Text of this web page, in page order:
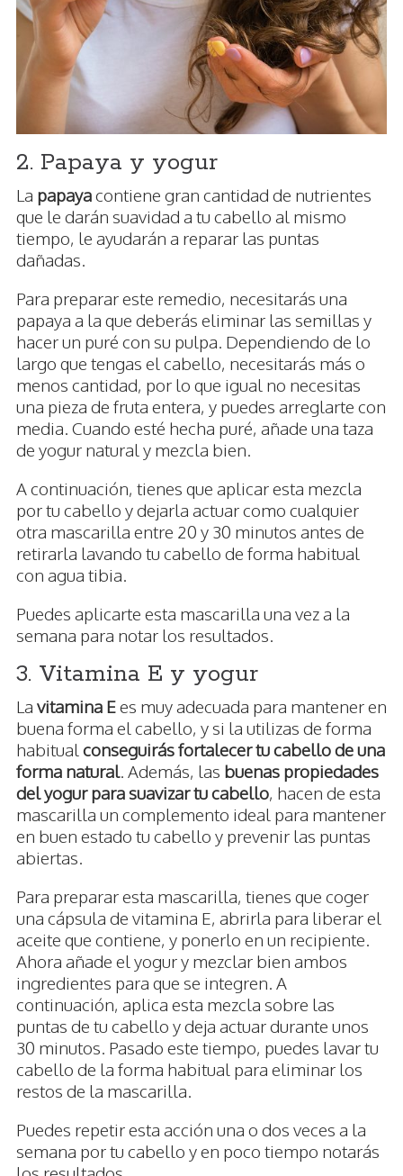
2. Papaya y yogur
La papayacontiene gran cantidad de nutrientes
que le darán suavidad a tu cabello al mismo
tiempo, le ayudarán a reparar las puntas
dañadas.
Para preparar este remedio, necesitarás una
papaya a la que deberás eliminar las semillas y
hacer un puré con su pulpa. Dependiendo de lo
largo que tengas el cabello, necesitarás más o
menos cantidad, por lo que igual no necesitas
una pieza de fruta entera, y puedes arreglarte con
media. Cuando esté hecha puré, añade una taza
de yogur natural y mezcla bien.
A continuación, tienes que aplicar esta mezcla
por tu cabello y dejarla actuar como cualquier
otra mascarilla entre 20 y 30 minutos antes de
retirarla lavando tu cabello de forma habitual
con agua tibia.
Puedes aplicarte esta mascarilla una vez a la
semana para notar los resultados.
3. Vitamina E y yogur
La vitamina Ees muy adecuada para mantener en
buena forma el cabello, y si la utilizas de forma
habitual conseguirás fortalecer tu cabello de una
forma natural. Además, las buenas propiedades
del yogur para suavizar tu cabello, hacen de esta
mascarilla un complemento ideal para mantener
en buen estado tu cabello y prevenir las puntas
abiertas.
Para preparar esta mascarilla, tienes que coger
una cápsula de vitamina E, abrirla para liberar el
aceite que contiene, y ponerlo en un recipiente.
Ahora añade el yogur y mezclar bien ambos
ingredientes para que se integren. A
continuación, aplica esta mezcla sobre las
puntas de tu cabello y deja actuar durante unos
30 minutos. Pasado este tiempo, puedes lavar tu
cabello de la forma habitual para eliminar los
restos de la mascarilla.
Puedes repetir esta acción una o dos veces a la
semana por tu cabello y en poco tiempo notarás